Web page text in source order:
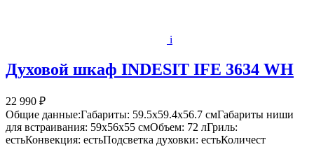
i
Духовой шкаф INDESIT IFE 3634 WH
22 990 ₽
Общие данные:Габариты: 59.5x59.4x56.7 смГабариты ниши
для встраивания: 59x56x55 смОбъем: 72 лГриль:
естьКонвекция: естьПодсветка духовки: естьКоличест